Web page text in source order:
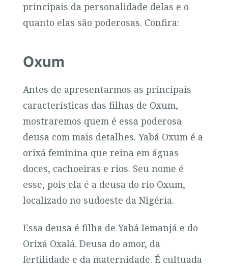
principais da personalidade delas e o
quanto elas são poderosas. Confira:
Oxum
Antes de apresentarmos as principais
características das filhas de Oxum,
mostraremos quem é essa poderosa
deusa com mais detalhes. Yabá Oxum é a
orixá feminina que reina em águas
doces, cachoeiras e rios. Seu nome é
esse, pois ela é a deusa do rio Oxum,
localizado no sudoeste da Nigéria.
Essa deusa é filha de Yabá Iemanjá e do
Orixá Oxalá. Deusa do amor, da
fertilidade e da maternidade. É cultuada